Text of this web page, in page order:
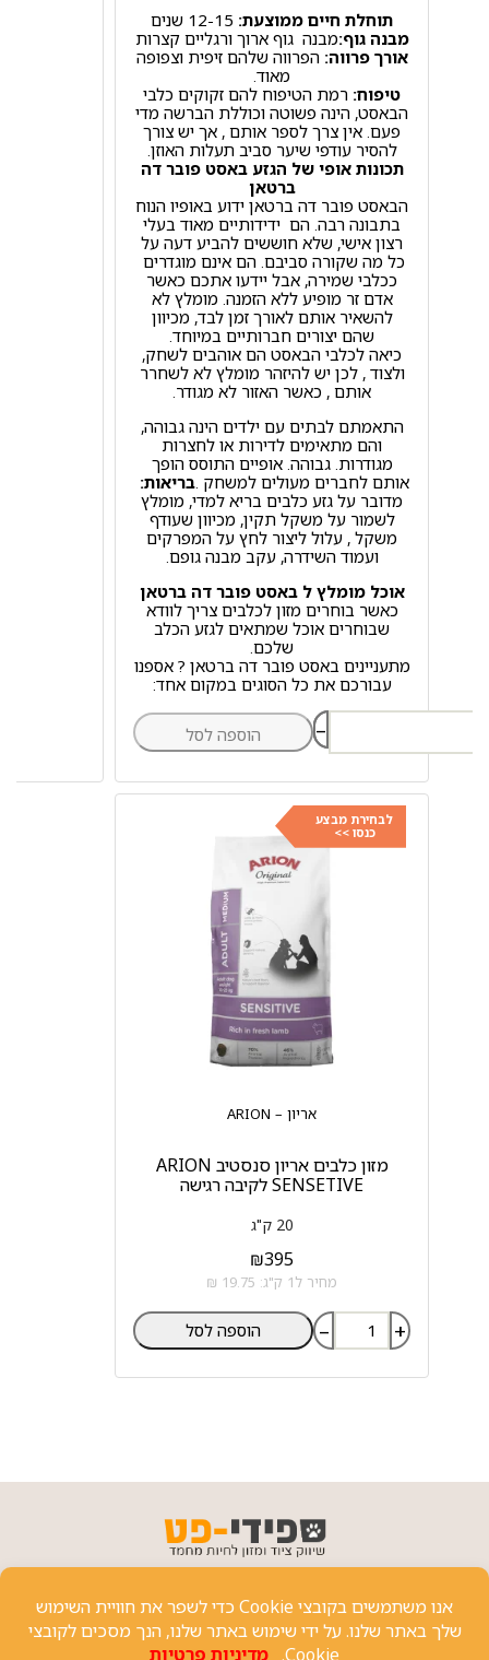
תוחלת חיים ממוצעת: 12-15 שנים
מבנה גוף:מבנה גוף ארוך ורגליים קצרות
אורך פרווה:הפרווה שלהם זיפית וצפופה
מאוד.
טיפוח: רמת הטיפוח להם זקוקים כלבי
הבאסט, הינה פשוטה וכוללת הברשה מדי
פעם. אין צרך לספר אותם , אך יש צורך
להסיר עודפי שיער סביב תעלות האוזן.
תכונות אופי של הגזע באסט פובר דה
ברטאן
הבאסט פובר דה ברטאן ידוע באופיו הנוח
בתבונה רבה. הם ידידותיים מאוד בעלי
רצון אישי, שלא חוששים להביע דעה על
כל מה שקורה סביבם. הם אינם מוגדרים
ככלבי שמירה, אבל יידעו אתכם כאשר
אדם זר מופיע ללא הזמנה. מומלץ לא
להשאיר אותם לאורך זמן לבד, מכיוון
שהם יצורים חברותיים במיוחד.
כיאה לכלבי הבאסט הם אוהבים לשחק,
ולצוד , לכן יש להיזהר מומלץ לא לשחרר
אותם , כאשר האזור לא מגודר.
התאמתם לבתים עם ילדים הינה גבוהה,
והם מתאימים לדירות או לחצרות
מגודרות. גבוהה. אופיים התוסס הופך
אותם לחברים מעולים למשחק .בריאות:
מדובר על גזע כלבים בריא למדי, מומלץ
לשמור על משקל תקין, מכיוון שעודף
משקל , עלול ליצור לחץ על המפרקים
ועמוד השידרה, עקב מבנה גופם.
אוכל מומלץ ל באסט פובר דה ברטאן
כאשר בוחרים מזון לכלבים צריך לוודא
שבוחרים אוכל שמתאים לגזע הכלב
שלכם.
מתעניינים באסט פובר דה ברטאן ? אספנו
עבורכם את כל הסוגים במקום אחד:
– הוספה לסל
לבחירת מבצע
כנסו >>
אריון – ARION
מזון כלבים אריון סנסטיב ARION
SENSETIVE לקיבה רגישה
20 ק"ג
₪395
מחיר ל1 ק"ג: 19.75 ₪
– + הוספה לסל